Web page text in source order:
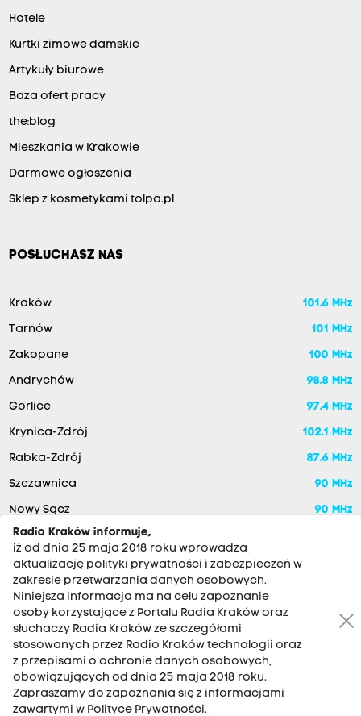
Hotele
Kurtki zimowe damskie
Artykuły biurowe
Baza ofert pracy
the:blog
Mieszkania w Krakowie
Darmowe ogłoszenia
Sklep z kosmetykami tolpa.pl
POSŁUCHASZ NAS
Kraków 101.6 MHz
Tarnów 101 MHz
Zakopane 100 MHz
Andrychów 98.8 MHz
Gorlice 97.4 MHz
Krynica-Zdrój 102.1 MHz
Rabka-Zdrój 87.6 MHz
Szczawnica 90 MHz
Nowy Sącz 90 MHz
RADIO KRAKÓW SA. Aleja Juliusza Słowackiego 22, 30-007
Kraków
Antena: 12 200 33 33
Radio Kraków informuje,
iż od dnia 25 maja 2018 roku wprowadza
aktualizację polityki prywatności i zabezpieczeń w
zakresie przetwarzania danych osobowych.
Niniejsza informacja ma na celu zapoznanie
osoby korzystające z Portalu Radia Kraków oraz
słuchaczy Radia Kraków ze szczegółami
stosowanych przez Radio Kraków technologii oraz
z przepisami o ochronie danych osobowych,
obowiązujących od dnia 25 maja 2018 roku.
Zapraszamy do zapoznania się z informacjami
zawartymi w Polityce Prywatności.